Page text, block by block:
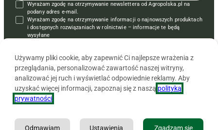
Polityka prywatności
Reklama
Krzyżówki
Wyrażam zgodę na otrzymywanie newslettera od Agropolska.pl na
podany adres e-mail.
Wyrażam zgodę na otrzymywanie informacji o najnowszych produktach
i dostępnych rozwiązaniach w rolnictwie – informacje te będą
wysyłane
Używamy pliki cookie, aby zapewnić Ci najlepsze wrażenia z
przeglądania, personalizować zawartość naszej witryny,
analizować jej ruch i wyświetlać odpowiednie reklamy. Aby
uzyskać więcej informacji, zapoznaj się z naszą polityką
prywatności
Zgadzam się
Ustawienia
Odmawiam